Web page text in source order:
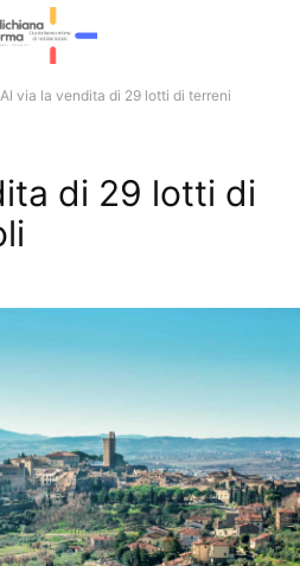
Al via la vendita di 29 lotti di terreni
di 29 lotti di